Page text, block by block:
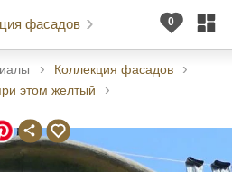
фасадов
Коллекция фасадов
этом желтый